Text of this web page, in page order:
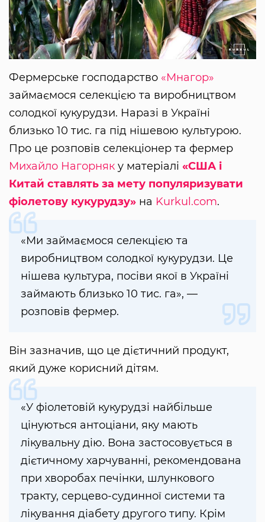
Фермерське господарство «Мнагор»
займаємося селекцією та виробництвом
солодкої кукурудзи. Наразі в Україні
близько 10 тис. га під нішевою культурою.
Про це розповів селекціонер та фермер
Михайло Нагорняк у матеріалі «США і
Китай ставлять за мету популяризувати
фіолетову кукурудзу» на Kurkul.com.
«Ми займаємося селекцією та
виробництвом солодкої кукурудзи. Це
нішева культура, посіви якої в Україні
займають близько 10 тис. га», —
розповів фермер.
Він зазначив, що це дієтичний продукт,
який дуже корисний дітям.
«У фіолетовій кукурудзі найбільше
цінуються антоціани, яку мають
лікувальну дію. Вона застосовується в
дієтичному харчуванні, рекомендована
при хворобах печінки, шлункового
тракту, серцево-судинної системи та
лікування діабету другого типу. Крім